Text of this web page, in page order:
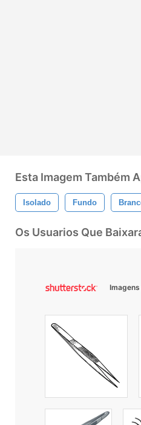
Esta Imagem Também
Isolado Fundo
Os Usuarios Que